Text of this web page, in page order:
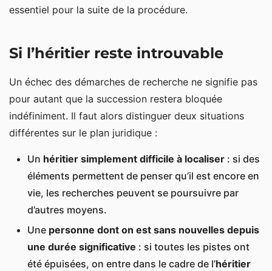
essentiel pour la suite de la procédure.
Si l’héritier reste introuvable
Un échec des démarches de recherche ne signifie pas
pour autant que la succession restera bloquée
indéfiniment. Il faut alors distinguer deux situations
différentes sur le plan juridique :
Un héritier simplement difficile à localiser : si des
éléments permettent de penser qu’il est encore en
vie, les recherches peuvent se poursuivre par
d’autres moyens.
Une personne dont on est sans nouvelles depuis
une durée significative : si toutes les pistes ont
été épuisées, on entre dans le cadre de l’héritier